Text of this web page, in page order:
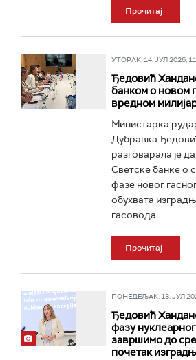
Прочитај
УТОРАК, 14. ЈУЛ 2026,
Ђедовић
банком о новом
вредном
Министарка
Дубравка
разговарала је
Светске банке о
фазе новог
обухвата
гасовода...
Прочитај
ПОНЕДЕЉАК, 13. ЈУЛ
Ђедовић
фазу
завршимо до
почетак